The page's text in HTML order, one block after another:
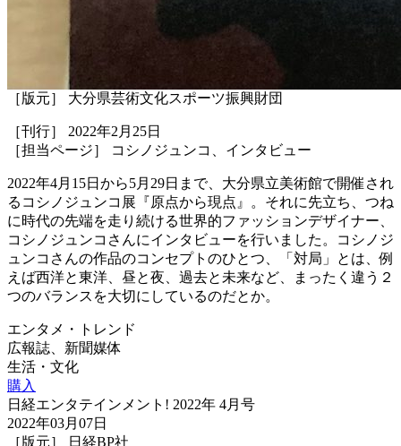
［版元］ 大分県芸術文化スポーツ振興財団
［刊行］ 2022年2月25日
［担当ページ］ コシノジュンコ、インタビュー
2022年4月15日から5月29日まで、大分県立美術館で開催され
るコシノジュンコ展『原点から現点』。それに先立ち、つね
に時代の先端を走り続ける世界的ファッションデザイナー、
コシノジュンコさんにインタビューを行いました。コシノジ
ュンコさんの作品のコンセプトのひとつ、「対局」とは、例
えば西洋と東洋、昼と夜、過去と未来など、まったく違う２
つのバランスを大切にしているのだとか。
エンタメ・トレンド
広報誌、新聞媒体
生活・文化
購入
日経エンタテインメント! 2022年 4月号
2022年03月07日
［版元］ 日経BP社